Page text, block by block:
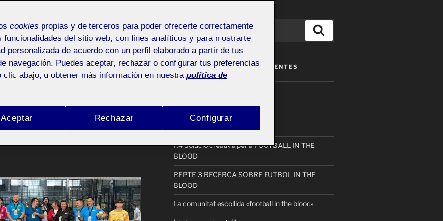
«football in the
Buscar
por:
ACTIFOLIO ENTRADAS RECIENTES
PAUSA by nu
R4 Solució creativa per a FOOTBALL IN THE
BLOOD
REPTE 3 RECERCA SOBRE FUTBOL IN THE
BLOOD
La comunitat escollida «football in the blood»
cookies propias y de terceros para poder ofrecerte correctamente
funcionalidades del sitio web, con fines analíticos y para mostrarte
personalizada de acuerdo con un perfil elaborado a partir de tus
navegación. Puedes aceptar, rechazar o configurar tus preferencias
clic abajo, u obtener más información en nuestra política de
Rechazar
Aceptar Configurar